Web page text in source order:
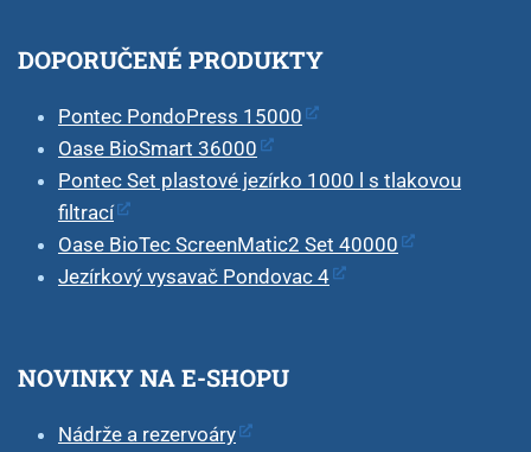
DOPORUČENÉ PRODUKTY
Pontec PondoPress 15000
Oase BioSmart 36000
Pontec Set plastové jezírko 1000 l s tlakovou
filtrací
Oase BioTec ScreenMatic2 Set 40000
Jezírkový vysavač Pondovac 4
NOVINKY NA E-SHOPU
Nádrže a rezervoáry